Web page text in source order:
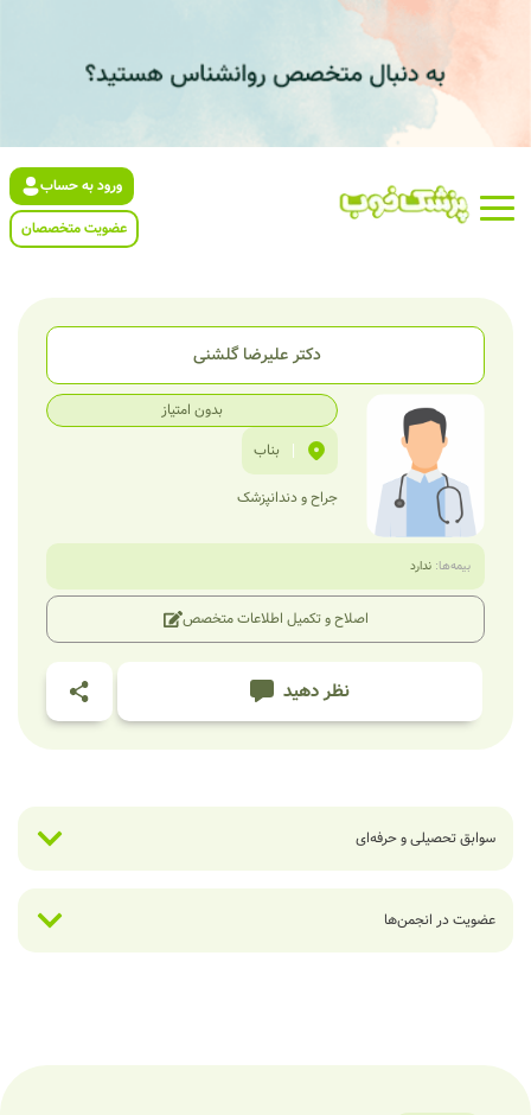
ورود به حساب
عضویت متخصصان
دکتر علیرضا گلشنی
بدون امتیاز
| بناب
جراح و دندانپزشک
بیمه‌ها: ندارد
اصلاح و تکمیل اطلاعات متخصص
نظر دهید
سوابق تحصیلی و حرفه‌ای
عضویت در انجمن‌ها